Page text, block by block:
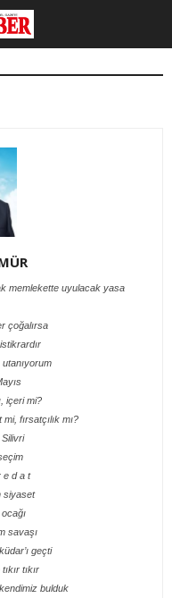
memlekette uyulacak yasa
çoğalırsa
içeri mi?
fırsatçılık mı?
e d a t
siyaset
savaşı
geçti
tıkır
bulduk